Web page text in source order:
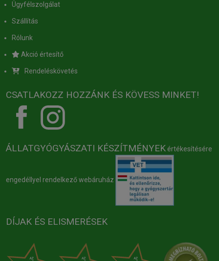
Ügyfélszolgálat
Szállítás
Rólunk
Akció értesítő
Rendeléskövetés
CSATLAKOZZ HOZZÁNK ÉS KÖVESS MINKET!
ÁLLATGYÓGYÁSZATI KÉSZÍTMÉNYEK értékesítésére
engedéllyel rendelkező webáruház
DÍJAK ÉS ELISMERÉSEK